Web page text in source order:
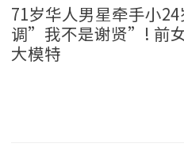
71岁华人男星牵手小
调”我不是谢贤”! 前
大模特